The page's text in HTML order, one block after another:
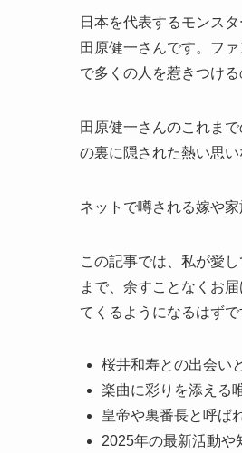
日本を代表するモンスタ
田原健一さんです。フ
で多くの人を惹きつける
田原健一さんのこれま
の裏に隠された熱い思
ネットで噂される嫁や
この記事では、私が愛
まで、余すことなくお
てくるようになるはずで
桜井和寿との出会い
楽曲に彩りを添える
皇帝や裏番長と呼ば
2025年の最新活動や